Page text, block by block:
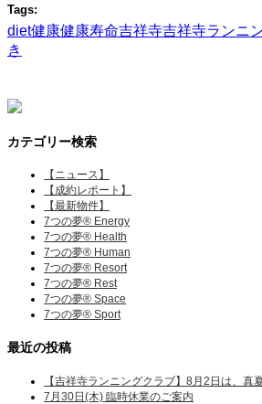
Tags:
diet健康健康寿命吉祥寺吉祥寺ランニ
き
カテゴリー検索
【ニュース】
【成約レポート】
【最新物件】
7つの夢® Energy
7つの夢® Health
7つの夢® Human
7つの夢® Resort
7つの夢® Rest
7つの夢® Space
7つの夢® Sport
最近の投稿
【吉祥寺ランニングクラブ】8月2日は、真
7月30日(木) 臨時休業のご案内